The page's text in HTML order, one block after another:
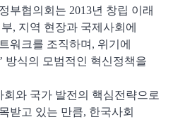
부협의회는 2013년 창립 이래
, 지역 현장과 국제사회에
워크를 조직하며, 위기에
방식의 모범적인 혁신정책을
와 국가 발전의 핵심전략으로
받고 있는 만큼, 한국사회